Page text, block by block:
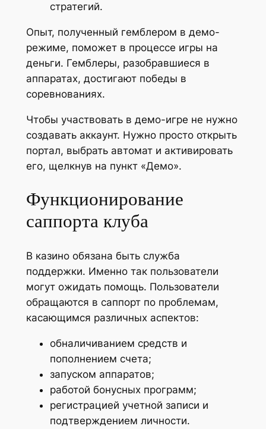
стратегий.
Опыт, полученный гемблером в демо-
режиме, поможет в процессе игры на
деньги. Гемблеры, разобравшиеся в
аппаратах, достигают победы в
соревнованиях.
Чтобы участвовать в демо-игре не нужно
создавать аккаунт. Нужно просто открыть
портал, выбрать автомат и активировать
его, щелкнув на пункт «Демо».
Функционирование
саппорта клуба
В казино обязана быть служба
поддержки. Именно так пользователи
могут ожидать помощь. Пользователи
обращаются в саппорт по проблемам,
касающимся различных аспектов:
обналичиванием средств и
пополнением счета;
запуском аппаратов;
работой бонусных программ;
регистрацией учетной записи и
подтверждением личности.